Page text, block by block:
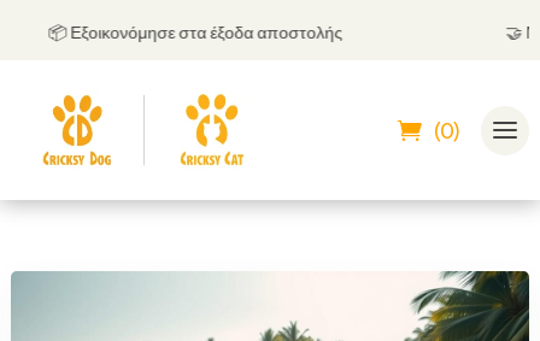
📦 Εξοικονόμησε στα έξοδα αποστολής
(0)